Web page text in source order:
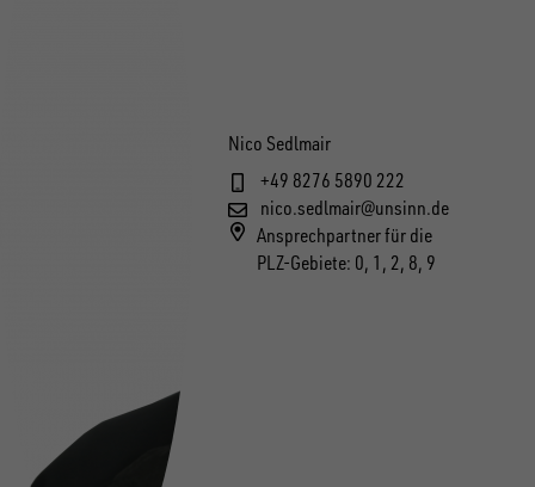
Nico Sedlmair
+49 8276 5890 222
nico.sedlmair@unsinn.de
Ansprechpartner für die
PLZ-Gebiete: 0, 1, 2, 8, 9